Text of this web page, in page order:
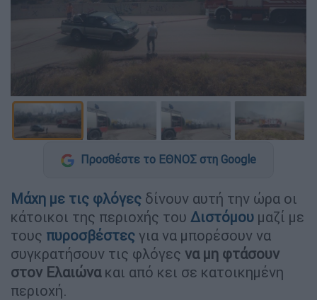
Προσθέστε το ΕΘΝΟΣ στη Google
Μάχη με τις φλόγες δίνουν αυτή την ώρα οι
κάτοικοι της περιοχής του Διστόμου μαζί με
τους πυροσβέστες για να μπορέσουν να
συγκρατήσουν τις φλόγες να μη φτάσουν
στον Ελαιώνακαι από κει σε κατοικημένη
περιοχή.